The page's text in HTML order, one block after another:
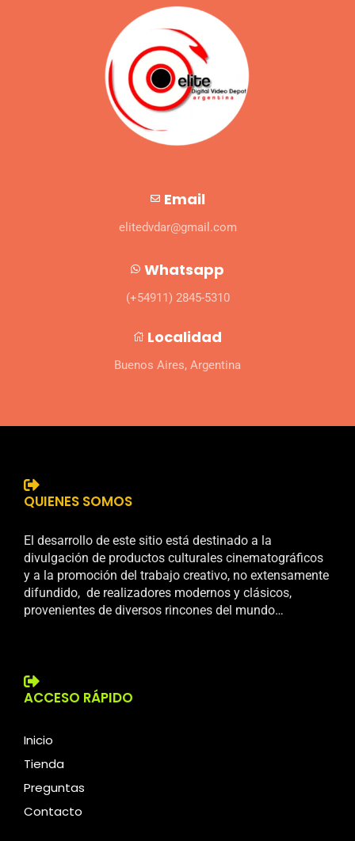
Email
elitedvdar@gmail.com
Whatsapp
(+54911) 2845-5310
Localidad
Buenos Aires, Argentina
QUIENES SOMOS
El desarrollo de este sitio está destinado a la
divulgación de productos culturales cinematográficos
y a la promoción del trabajo creativo, no extensamente
difundido, de realizadores modernos y clásicos,
provenientes de diversos rincones del mundo…
ACCESO RÁPIDO
Inicio
Tienda
Preguntas
Contacto